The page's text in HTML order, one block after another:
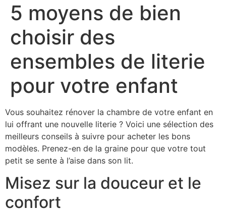
5 moyens de bien
choisir des
ensembles de literie
pour votre enfant
Vous souhaitez rénover la chambre de votre enfant en
lui offrant une nouvelle literie ? Voici une sélection des
meilleurs conseils à suivre pour acheter les bons
modèles. Prenez-en de la graine pour que votre tout
petit se sente à l’aise dans son lit.
Misez sur la douceur et le
confort